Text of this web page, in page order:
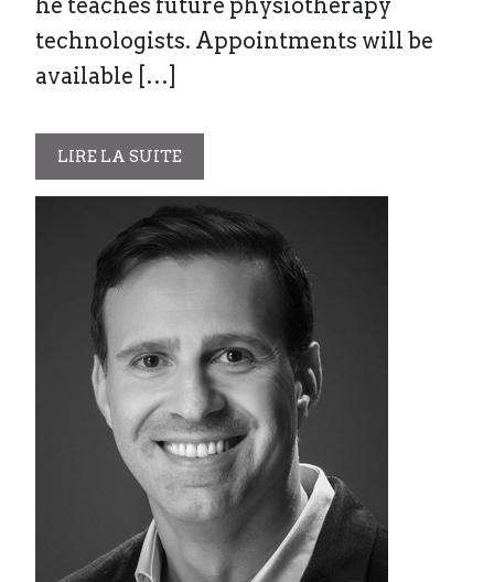
he teaches future physiotherapy
technologists. Appointments will be
available […]
LIRE LA SUITE